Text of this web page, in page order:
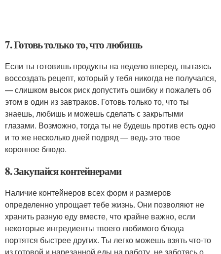
7. Готовь только то, что любишь
Если ты готовишь продукты на неделю вперед, пытаясь
воссоздать рецепт, который у тебя никогда не получался,
— слишком высок риск допустить ошибку и пожалеть об
этом в один из завтраков. Готовь только то, что ты
знаешь, любишь и можешь сделать с закрытыми
глазами. Возможно, тогда ты не будешь против есть одно
и то же несколько дней подряд — ведь это твое
коронное блюдо.
8. Закупайся контейнерами
Наличие контейнеров всех форм и размеров
определенно упрощает тебе жизнь. Они позволяют не
хранить разную еду вместе, что крайне важно, если
некоторые ингредиенты твоего любимого блюда
портятся быстрее других. Ты легко можешь взять что-то